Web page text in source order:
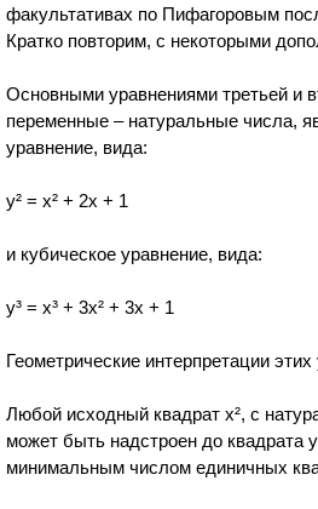
факультативах по Пифагоровым
Кратко повторим, с некоторыми
Основными уравнениями третьей и
переменные – натуральные числа,
уравнение, вида:
у² = х² + 2х + 1
и кубическое уравнение, вида:
y³ = x³ + 3x² + 3x + 1
Геометрические интерпретации этих
Любой исходный квадрат x², с
может быть надстроен до квадрата
минимальным числом единичных